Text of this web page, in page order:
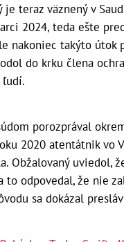
je teraz väznený v
2024, teda ešte
nakoniec takýto útok
do krku člena
porozprával
2020 atentátnik vo
Obžalovaný uviedol,
to odpovedal, že nie
sa dokázal